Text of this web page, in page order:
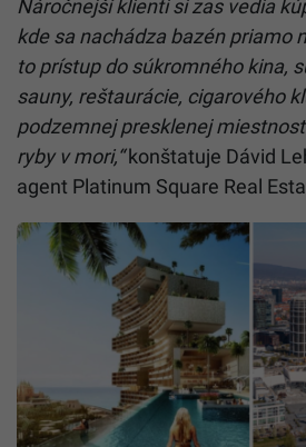
Náročnejší klienti si zas vedia
kde sa nachádza bazén priamo
to prístup do súkromného kina,
sauny, reštaurácie, cigarového
podzemnej presklenej
ryby v mori,“konštatuje Dávid
agent Platinum Square Real